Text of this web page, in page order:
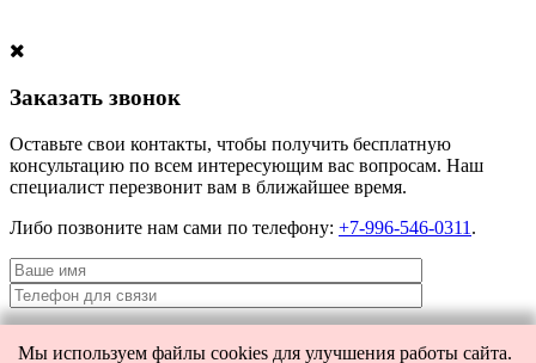
Заказать звонок
Оставьте свои контакты, чтобы получить бесплатную
консультацию по всем интересующим вас вопросам. Наш
специалист перезвонит вам в ближайшее время.
Либо позвоните нам сами по телефону: +7-996-546-0311 .
Мы используем файлы cookies для улучшения работы сайта.